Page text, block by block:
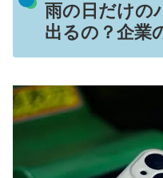
雨の日だけの
出るの？企業